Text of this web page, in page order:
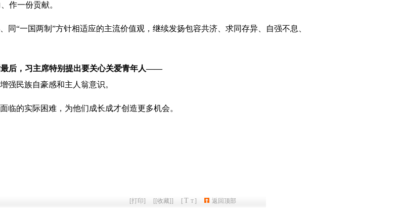
作一份贡献。
“一国两制”方针相适应的主流价值观，继续发扬包容共济、求同存异、自强不息、
后，习主席特别提出要关心关爱青年人——
强民族自豪感和主人翁意识。
的实际困难，为他们成长成才创造更多机会。
[打印] [[收藏]] [T T] 返回顶部